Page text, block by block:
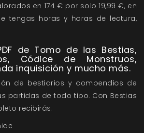
en 174 € por solo 19,99 €, en
tengas horas y horas de lectura,
de Tomo de las Bestias,
Códice de Monstruos,
inquisición y mucho más.
de bestiarios y compendios de
partidas de todo tipo. Con Bestias
recibirás: